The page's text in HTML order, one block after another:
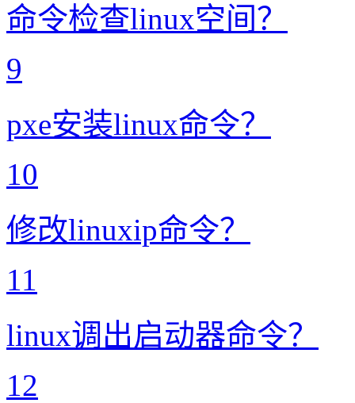
命令检查linux空间？
9
pxe安装linux命令？
10
修改linuxip命令？
11
linux调出启动器命令？
12